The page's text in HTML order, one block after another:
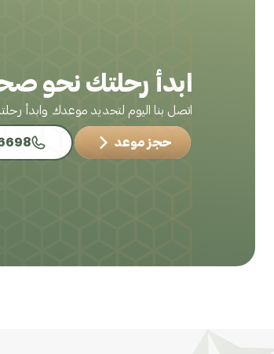
ابدأ رحلتك نحو
اتصل بنا اليوم لتحديد موعدك وابدأ
حجز موعد